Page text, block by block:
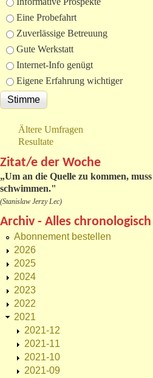
Eine Probefahrt
Zuverlässige Betreuung
Gute Werkstatt
Internet-Info genügt
Eigene Erfahrung wichtiger
Ältere Umfragen
Resultate
Zitat/e der Woche
„Um an die Quelle zu kommen,
schwimmen."
(Stanislaw Jerzy Lec)
Archiv - Alles chronologisch
Abonnement bestellen
2026
2025
2024
2023
2022
2021
2021-12
2021-11
2021-10
2021-09